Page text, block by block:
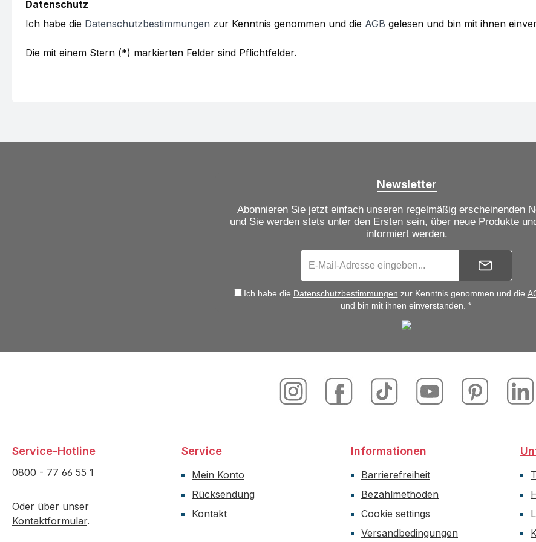
Datenschutz
Ich habe die Datenschutzbestimmungen zur Kenntnis genommen und die AGB gelesen und bin mit ihnen
Die mit einem Stern (*) markierten Felder sind Pflichtfelder.
Newsletter
Abonnieren Sie jetzt einfach unseren regelmäßig erscheinenden
und Sie werden stets unter den Ersten sein, über neue Produkte
informiert werden.
Ich habe die Datenschutzbestimmungen zur Kenntnis genommen und die
und bin mit ihnen einverstanden. *
Service-Hotline
0800 - 77 66 55 1
Oder über unser
Kontaktformular.
Service
Mein Konto
Rücksendung
Kontakt
Informationen
Barrierefreiheit
Bezahlmethoden
Cookie settings
Versandbedingungen